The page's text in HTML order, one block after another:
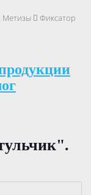
Метизы
Фиксатор